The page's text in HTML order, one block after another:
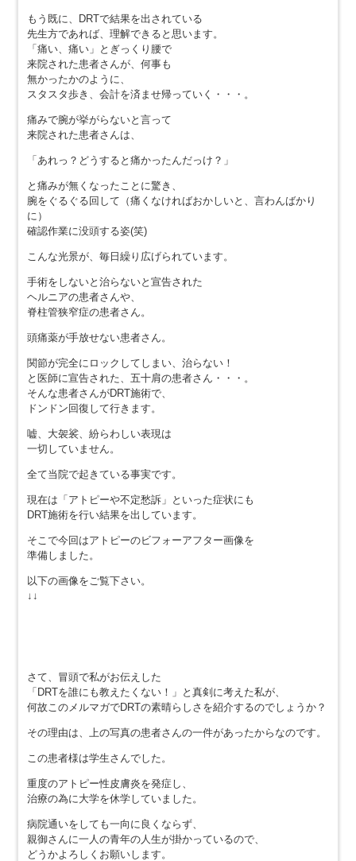
もう既に、DRTで結果を出されている
先生方であれば、理解できると思います。
「痛い、痛い」とぎっくり腰で
来院された患者さんが、何事も
無かったかのように、
スタスタ歩き、会計を済ませ帰っていく・・・。
痛みで腕が挙がらないと言って
来院された患者さんは、
「あれっ？どうすると痛かったんだっけ？」
と痛みが無くなったことに驚き、
腕をぐるぐる回して（痛くなければおかしいと、言わんばかり
に）
確認作業に没頭する姿(笑)
こんな光景が、毎日繰り広げられています。
手術をしないと治らないと宣告された
ヘルニアの患者さんや、
脊柱管狭窄症の患者さん。
頭痛薬が手放せない患者さん。
関節が完全にロックしてしまい、治らない！
と医師に宣告された、五十肩の患者さん・・・。
そんな患者さんがDRT施術で、
ドンドン回復して行きます。
嘘、大袈裟、紛らわしい表現は
一切していません。
全て当院で起きている事実です。
現在は「アトピーや不定愁訴」といった症状にも
DRT施術を行い結果を出しています。
そこで今回はアトピーのビフォーアフター画像を
準備しました。
以下の画像をご覧下さい。
↓↓
さて、冒頭で私がお伝えした
「DRTを誰にも教えたくない！」と真剣に考えた私が、
何故このメルマガでDRTの素晴らしさを紹介するのでしょうか？
その理由は、上の写真の患者さんの一件があったからなのです。
この患者様は学生さんでした。
重度のアトピー性皮膚炎を発症し、
治療の為に大学を休学していました。
病院通いをしても一向に良くならず、
親御さんに一人の青年の人生が掛かっているので、
どうかよろしくお願いします。